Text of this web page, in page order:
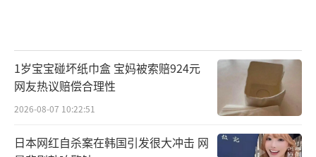
1岁宝宝碰坏纸巾盒 宝妈被索赔924元
网友热议赔偿合理性
2026-08-07 10:22:51
日本网红自杀案在韩国引发很大冲击 网